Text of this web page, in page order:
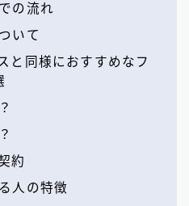
の流れ
いて
と同様におすすめなフ
約
人の特徴